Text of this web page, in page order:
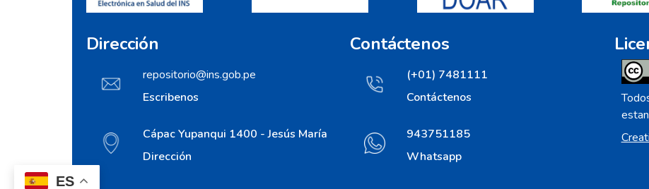
ES
Dirección
repositorio@ins.gob.pe
Escribenos
Cápac Yupanqui 1400 - Jesús María
Dirección
Contáctenos
(+01) 7481111
Contáctenos
943751185
Whatsapp